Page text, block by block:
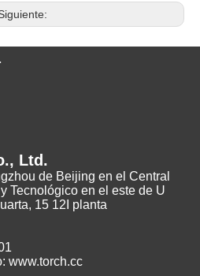
Ltd.
de Beijing en el Central
Tecnológico en el este de U
15 12I planta
www.torch.cc